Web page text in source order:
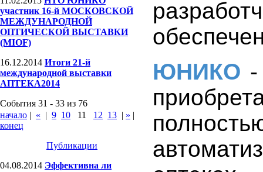
участник 16-й МОСКОВСКОЙ
МЕЖДУНАРОДНОЙ
ОПТИЧЕСКОЙ ВЫСТАВКИ
(MIOF)
16.12.2014 Итоги 21-й
международной выставки
АПТЕКА2014
События 31 - 33 из 76
начало | « | 9 10 11 12 13 | » |
конец
Публикации
04.08.2014 Эффективна ли
ЮНИКО